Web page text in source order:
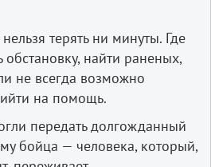
терять ни минуты. Где
найти раненых,
не всегда возможно
на помощь.
передать долгожданный
бойца — человека, который,